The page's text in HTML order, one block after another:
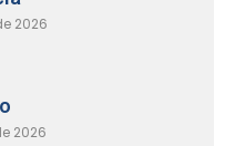
2026
2026